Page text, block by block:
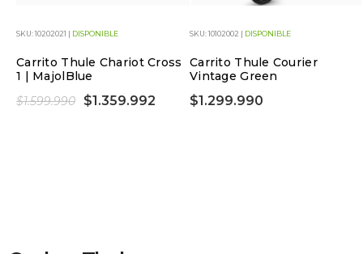
SKU: 10202021 | DISPONIBLE
Carrito Thule Chariot Cross
1 | MajolBlue
$1.599.990
$1.359.992
SKU: 10102002 | DISPONIBLE
Carrito Thule Courier
Vintage Green
$1.299.990